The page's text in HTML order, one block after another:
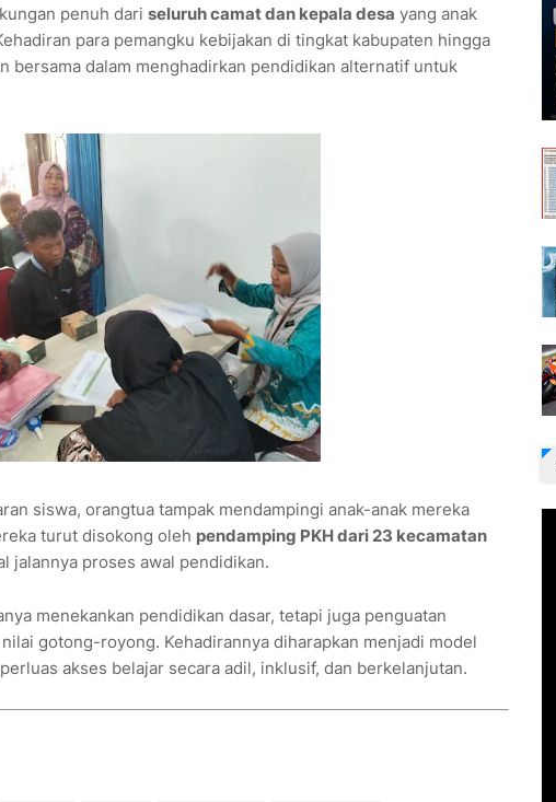
penuh dari seluruh camat dan kepala desa yang anak
para pemangku kebijakan di tingkat kabupaten hingga
bersama dalam menghadirkan pendidikan alternatif untuk
siswa, orangtua tampak mendampingi anak-anak mereka
turut disokong oleh pendamping PKH dari 23 kecamatan
jalannya proses awal pendidikan.
menekankan pendidikan dasar, tetapi juga penguatan
gotong-royong. Kehadirannya diharapkan menjadi model
akses belajar secara adil, inklusif, dan berkelanjutan.